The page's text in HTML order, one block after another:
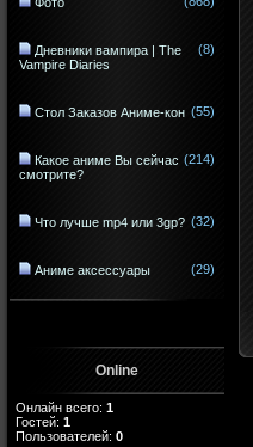
Дневники вампира | The
Vampire Diaries
(8)
Стол Заказов Аниме-кон (55)
Какое аниме Вы сейчас
смотрите?
(214)
Что лучше mp4 или 3gp? (32)
Аниме аксессуары (29)
Online
Онлайн всего: 1
Гостей: 1
Пользователей: 0